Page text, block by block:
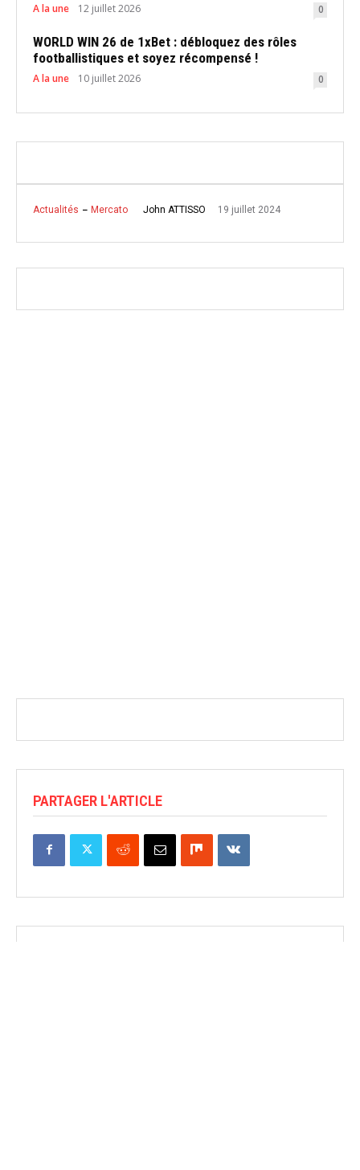
A la une 12 juillet 2026 0
WORLD WIN 26 de 1xBet : débloquez des rôles
footballistiques et soyez récompensé !
A la une 10 juillet 2026 0
Actualités Mercato John ATTISSO 19 juillet 2024
PARTAGER L'ARTICLE